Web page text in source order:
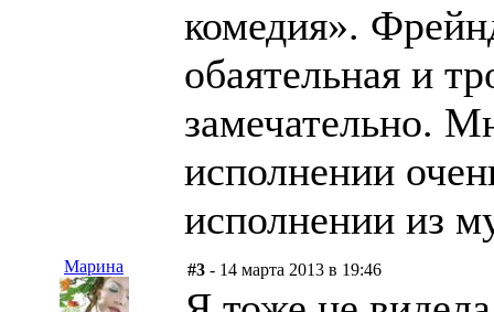
комедия».
обаятельная и
замечательно.
исполнении
исполнении из
Марина #3 - 14 марта 2013 в 19:46